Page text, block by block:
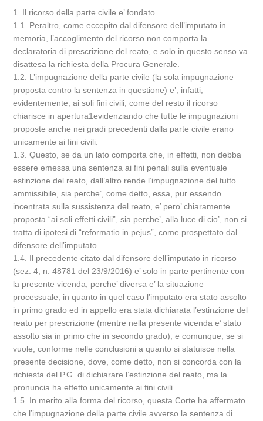
1. Il ricorso della parte civile e’ fondato.
1.1. Peraltro, come eccepito dal difensore dell’imputato in
memoria, l’accoglimento del ricorso non comporta la
declaratoria di prescrizione del reato, e solo in questo senso va
disattesa la richiesta della Procura Generale.
1.2. L’impugnazione della parte civile (la sola impugnazione
proposta contro la sentenza in questione) e’, infatti,
evidentemente, ai soli fini civili, come del resto il ricorso
chiarisce in apertura1evidenziando che tutte le impugnazioni
proposte anche nei gradi precedenti dalla parte civile erano
unicamente ai fini civili.
1.3. Questo, se da un lato comporta che, in effetti, non debba
essere emessa una sentenza ai fini penali sulla eventuale
estinzione del reato, dall’altro rende l’impugnazione del tutto
ammissibile, sia perche’, come detto, essa, pur essendo
incentrata sulla sussistenza del reato, e’ pero’ chiaramente
proposta “ai soli effetti civili”, sia perche’, alla luce di cio’, non si
tratta di ipotesi di “reformatio in pejus”, come prospettato dal
difensore dell’imputato.
1.4. Il precedente citato dal difensore dell’imputato in ricorso
(sez. 4, n. 48781 del 23/9/2016) e’ solo in parte pertinente con
la presente vicenda, perche’ diversa e’ la situazione
processuale, in quanto in quel caso l’imputato era stato assolto
in primo grado ed in appello era stata dichiarata l’estinzione del
reato per prescrizione (mentre nella presente vicenda e’ stato
assolto sia in primo che in secondo grado), e comunque, se si
vuole, conforme nelle conclusioni a quanto si statuisce nella
presente decisione, dove, come detto, non si concorda con la
richiesta del P.G. di dichiarare l’estinzione del reato, ma la
pronuncia ha effetto unicamente ai fini civili.
1.5. In merito alla forma del ricorso, questa Corte ha affermato
che l’impugnazione della parte civile avverso la sentenza di